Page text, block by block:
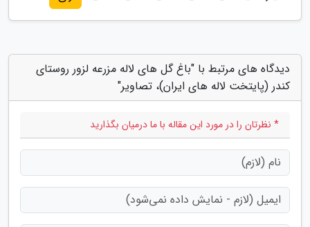
دیدگاه های مرتبط با "باغ گل های لاله مزرعه لزور روستای
کندر (پایتخت لاله های ایران)، تصاویر"
* نظرتان را در مورد این مقاله با ما درمیان بگذارید